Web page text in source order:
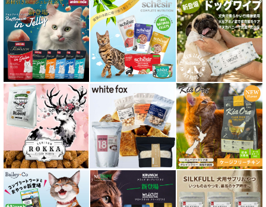
糖尿ケア対応 フード for CAT
肥満ケア対応 フード for CAT
泌尿器ケア対応 フード for CAT
胃腸ケア対応 フード for CAT
口腔内・喉ケア対応商品 猫用
食欲サポート対応キャットフード